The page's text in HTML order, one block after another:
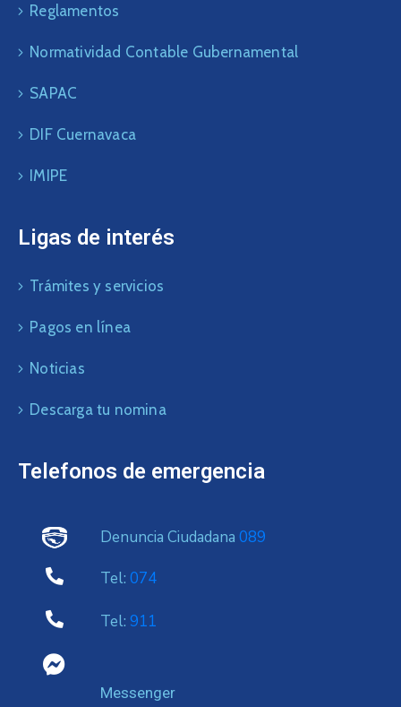
Reglamentos
Normatividad Contable Gubernamental
SAPAC
DIF Cuernavaca
IMIPE
Ligas de interés
Trámites y servicios
Pagos en línea
Noticias
Descarga tu nomina
Telefonos de emergencia
Denuncia Ciudadana 089
Tel: 074
Tel: 911
Messenger